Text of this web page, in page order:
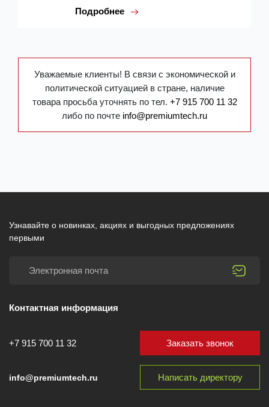
Подробнее
Уважаемые клиенты! В связи с экономической и
политической ситуацией в стране, наличие
товара просьба уточнять по тел. +7 915 700 11 32
либо по почте info@premiumtech.ru
Узнавайте о новинках, акциях и выгодных предложениях
первыми
Контактная информация
+7 915 700 11 32
info@premiumtech.ru
Заказать звонок
Написать директору